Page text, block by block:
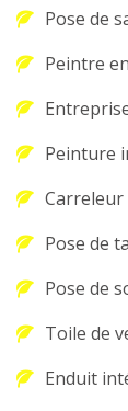
Pose de
Peintre
Peinture
Carreleur
Pose de
Pose de
Toile de
Enduit